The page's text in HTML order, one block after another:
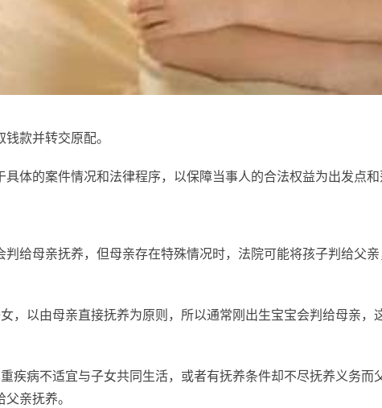
款并转交原配。
体的案件情况和法律程序，以保障当事人的合法权益为出发点和
给母亲抚养，但母亲存在特殊情况时，法院可能将孩子判给父
，以由母亲直接抚养为原则，所以通常刚出生宝宝会判给母亲，
疾病不适宜与子女共同生活，或者有抚养条件却不尽抚养义务而
亲抚养。